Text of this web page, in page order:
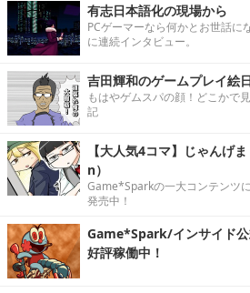
有志日本語化の現場から
PCゲーマーなら何かとお世話に
に連続インタビュー。
吉田輝和のゲームプレイ絵
もはやゲムスパの顔！どこかで
記
【大人気4コマ】じゃんげ
n）
Game*Sparkの一大コンテンツ
発売中！
Game*Spark/インサイド
好評稼働中！